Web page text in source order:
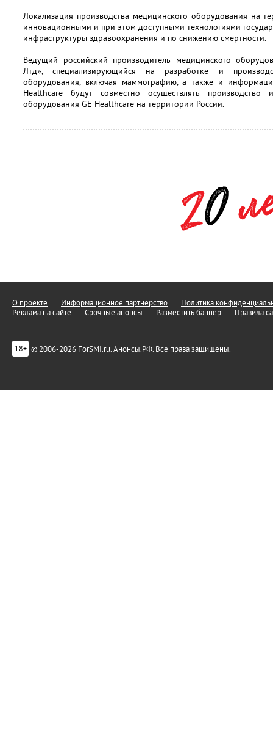
Локализация производства медицинского оборудования на
инновационными и при этом доступными технологиями
инфраструктуры здравоохранения и по снижению смертности.
Ведущий российский производитель медицинского
Лтд», специализирующийся на разработке и
оборудования, включая маммографию, а также и
Healthcare будут совместно осуществлять производство
оборудования GE Healthcare на территории России.
О проекте Информационное партнерство
Политика
Реклама на сайте
Срочные анонсы Разместить баннер Правила
18+ © 2006-2026 ForSMI.ru. Анонсы.РФ. Все права защищены.